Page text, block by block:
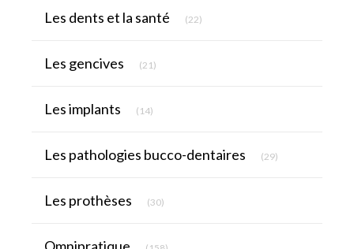
Les dents et la santé (22)
Les gencives (21)
Les implants (14)
Les pathologies bucco-dentaires (29)
Les prothèses (30)